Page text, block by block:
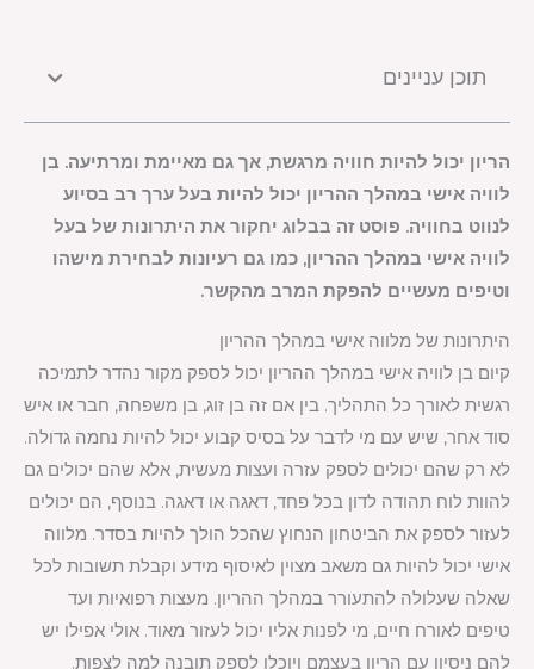
תוכן עניינים
הריון יכול להיות חוויה מרגשת, אך גם מאיימת ומרתיעה. בן
לוויה אישי במהלך ההריון יכול להיות בעל ערך רב בסיוע
לנווט בחוויה. פוסט זה בבלוג יחקור את היתרונות של בעל
לוויה אישי במהלך ההריון, כמו גם רעיונות לבחירת מישהו
וטיפים מעשיים להפקת המרב מהקשר.
היתרונות של מלווה אישי במהלך ההריון
קיום בן לוויה אישי במהלך ההריון יכול לספק מקור נהדר לתמיכה
רגשית לאורך כל התהליך. בין אם זה בן זוג, בן משפחה, חבר או איש
סוד אחר, שיש עם מי לדבר על בסיס קבוע יכול להיות נחמה גדולה.
לא רק שהם יכולים לספק עזרה ועצות מעשית, אלא שהם יכולים גם
להוות לוח תהודה לדון בכל פחד, דאגה או דאגה. בנוסף, הם יכולים
לעזור לספק את הביטחון הנחוץ שהכל הולך להיות בסדר. מלווה
אישי יכול להיות גם משאב מצוין לאיסוף מידע וקבלת תשובות לכל
שאלה שעלולה להתעורר במהלך ההריון. מעצות רפואיות ועד
טיפים לאורח חיים, מי לפנות אליו יכול לעזור מאוד. אולי אפילו יש
להם ניסיון עם הריון בעצמם ויוכלו לספק תובנה למה לצפות.